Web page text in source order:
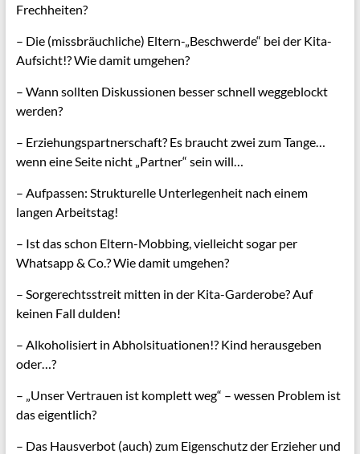
Frechheiten?
– Die (missbräuchliche) Eltern-„Beschwerde“ bei der Kita-
Aufsicht!? Wie damit umgehen?
– Wann sollten Diskussionen besser schnell weggeblockt
werden?
– Erziehungspartnerschaft? Es braucht zwei zum Tange…
wenn eine Seite nicht „Partner“ sein will…
– Aufpassen: Strukturelle Unterlegenheit nach einem
langen Arbeitstag!
– Ist das schon Eltern-Mobbing, vielleicht sogar per
Whatsapp & Co.? Wie damit umgehen?
– Sorgerechtsstreit mitten in der Kita-Garderobe? Auf
keinen Fall dulden!
– Alkoholisiert in Abholsituationen!? Kind herausgeben
oder…?
– „Unser Vertrauen ist komplett weg“ – wessen Problem ist
das eigentlich?
– Das Hausverbot (auch) zum Eigenschutz der Erzieher und